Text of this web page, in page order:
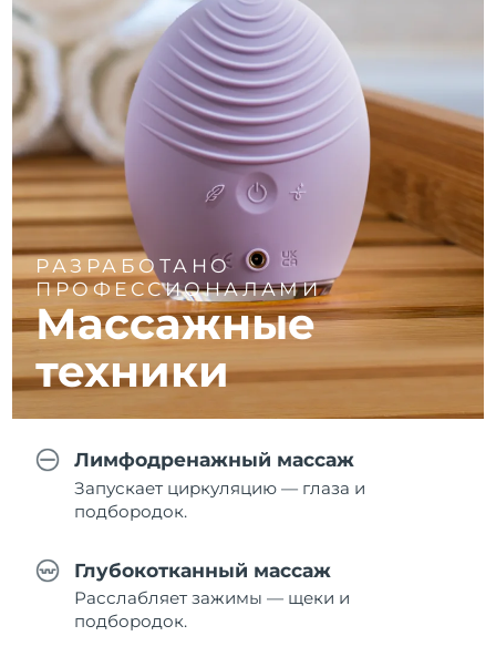
РАЗРАБОТАНО
ПРОФЕССИОНАЛАМИ
Массажные
техники
Лимфодренажный массаж
Запускает циркуляцию — глаза и
подбородок.
Глубокотканный массаж
Расслабляет зажимы — щеки и
подбородок.